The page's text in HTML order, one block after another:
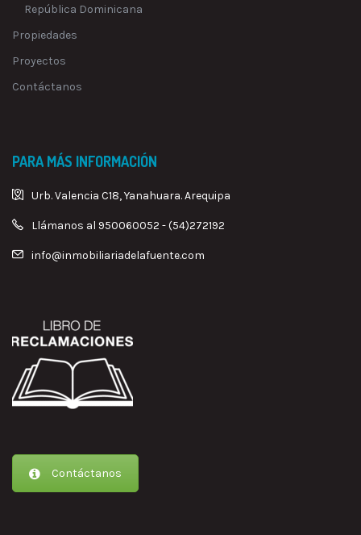
República Dominicana
Propiedades
Proyectos
Contáctanos
PARA MÁS INFORMACIÓN
Urb. Valencia C18, Yanahuara. Arequipa
Llámanos al 950060052 - (54)272192
info@inmobiliariadelafuente.com
Contáctanos